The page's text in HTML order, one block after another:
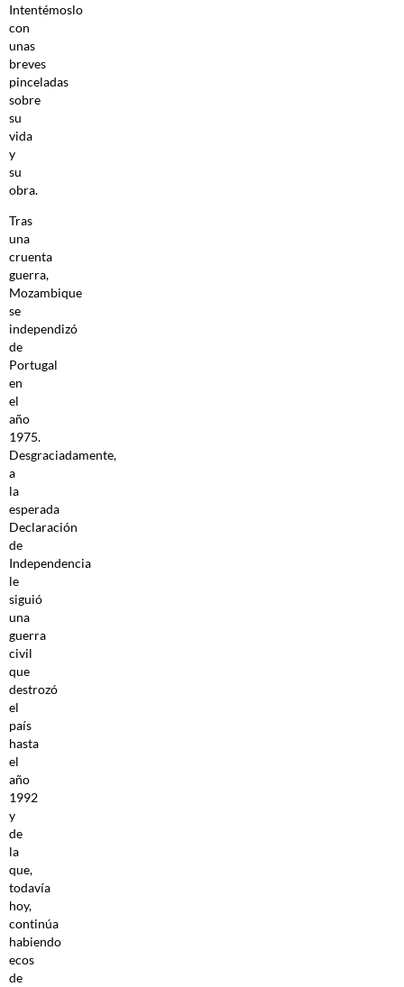
Intentémoslo
con
unas
breves
pinceladas
sobre
su
vida
y
su
obra.
Tras
una
cruenta
guerra,
Mozambique
se
independizó
de
Portugal
en
el
año
1975.
Desgraciadamente,
a
la
esperada
Declaración
de
Independencia
le
siguió
una
guerra
civil
que
destrozó
el
país
hasta
el
año
1992
y
de
la
que,
todavía
hoy,
continúa
habiendo
ecos
de